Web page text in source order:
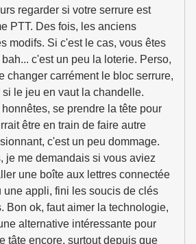
regarder si votre serrure est
PTT. Des fois, les anciens
modifs. Si c'est le cas, vous êtes
c'est un peu la loterie. Perso,
changer carrément le bloc serrure,
le jeu en vaut la chandelle.
se prendre la tête pour
être en train de faire autre
c'est un peu dommage.
je me demandais si vous aviez
une boîte aux lettres connectée
une appli, fini les soucis de clés
Bon ok, faut aimer la technologie,
alternative intéressante pour
tâte encore, surtout depuis que